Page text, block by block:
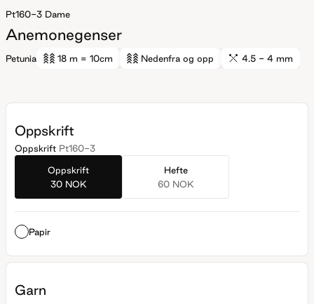
Pt160-3 Dame
Anemonegenser
Petunia 18 m = 10cm Nedenfra og opp 4.5 - 4 mm
Oppskrift
Oppskrift Pt160-3
Oppskrift
30 NOK
Hefte
60 NOK
Papir
Garn